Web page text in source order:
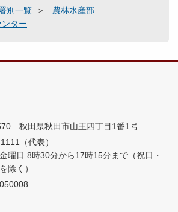
別一覧
農林水産部
ター
秋田県秋田市山王四丁目1番1号
（代表）
曜日 8時30分から17時15分まで （祝日・
除く）